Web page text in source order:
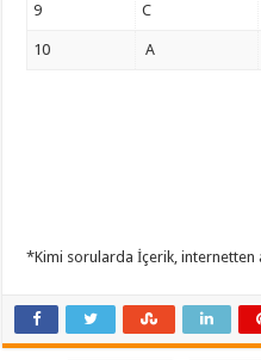
9 C
10 A
*Kimi sorularda İçerik, internetten